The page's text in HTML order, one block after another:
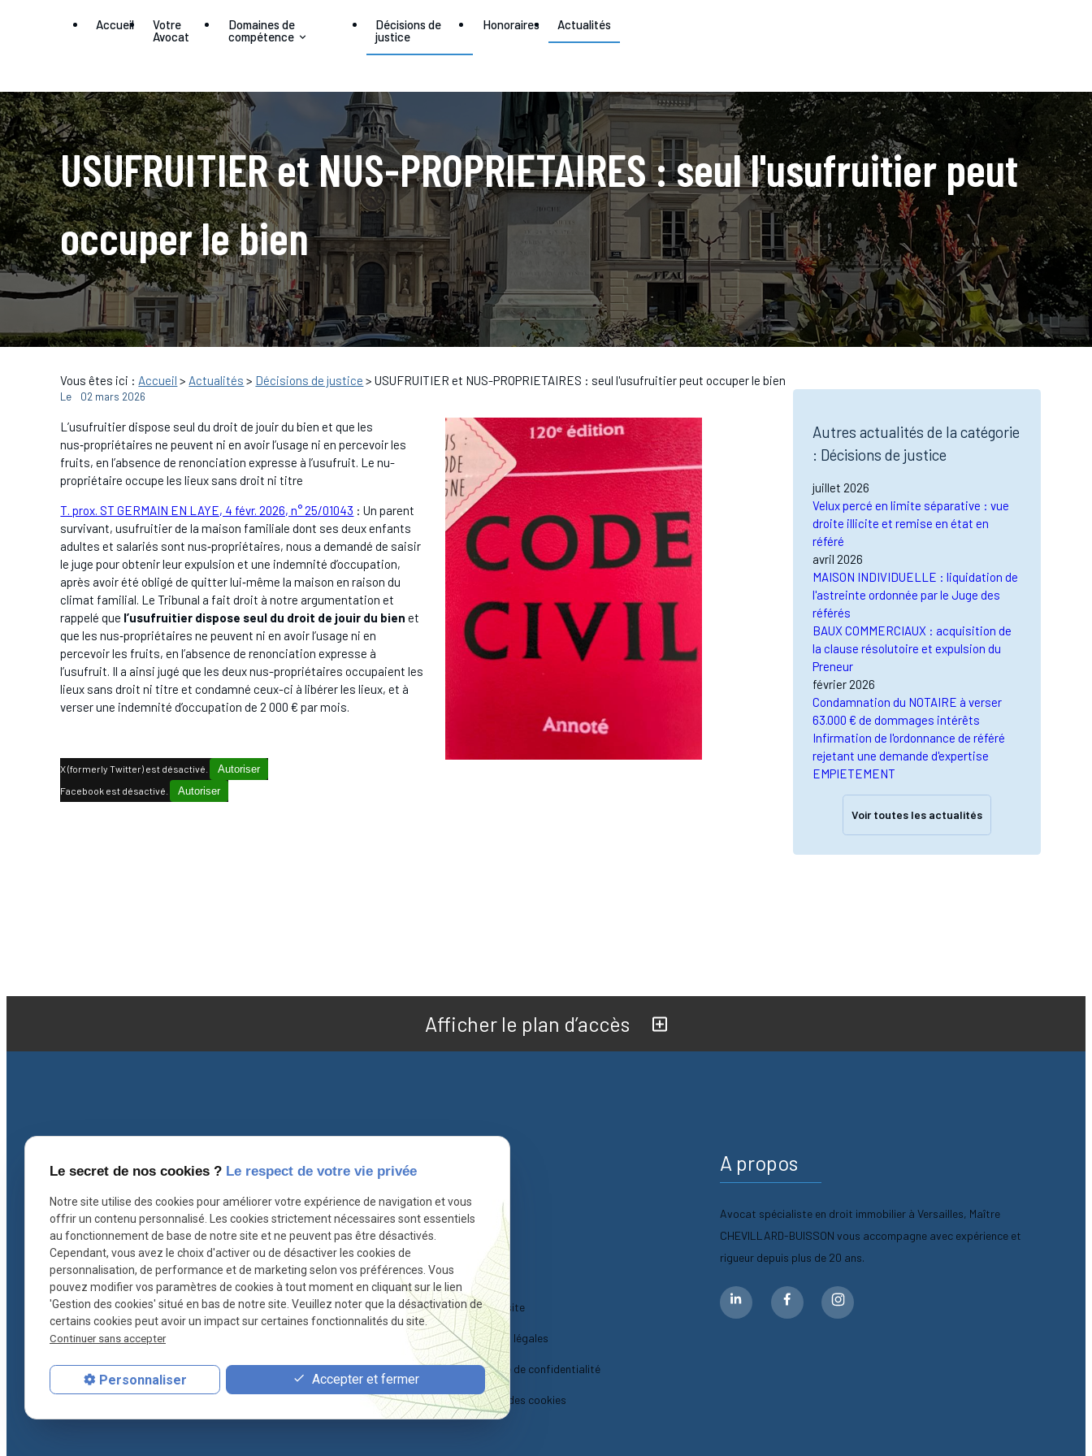
Accueil
Votre
Avocat
Domaines de
compétence
Décisions de
justice
Honoraires Actualités
USUFRUITIER et NUS-PROPRIETAIRES : seul l'usufruitier peut
occuper le bien
Vous êtes ici : Accueil > Actualités > Décisions de justice > USUFRUITIER et NUS-PROPRIETAIRES : seul l'usufruitier peut occuper le bien
Le 02 mars 2026
L’usufruitier dispose seul du droit de jouir du bien et que les
nus‑propriétaires ne peuvent ni en avoir l’usage ni en percevoir les
fruits, en l’absence de renonciation expresse à l’usufruit. Le nu-
propriétaire occupe les lieux sans droit ni titre
T. prox. ST GERMAIN EN LAYE, 4 févr. 2026, n° 25/01043 : Un parent
survivant, usufruitier de la maison familiale dont ses deux enfants
adultes et salariés sont nus‑propriétaires, nous a demandé de saisir
le juge pour obtenir leur expulsion et une indemnité d’occupation,
après avoir été obligé de quitter lui‑même la maison en raison du
climat familial. Le Tribunal a fait droit à notre argumentation et
rappelé que l’usufruitier dispose seul du droit de jouir du bien et
que les nus‑propriétaires ne peuvent ni en avoir l’usage ni en
percevoir les fruits, en l’absence de renonciation expresse à
l’usufruit. Il a ainsi jugé que les deux nus-propriétaires occupaient les
lieux sans droit ni titre et condamné ceux-ci à libérer les lieux, et à
verser une indemnité d’occupation de 2 000 € par mois.
X (formerly Twitter) est désactivé. Autoriser
Facebook est désactivé. Autoriser
Autres actualités de la catégorie
: Décisions de justice
juillet 2026
Velux percé en limite séparative : vue
droite illicite et remise en état en
référé
avril 2026
MAISON INDIVIDUELLE : liquidation de
l'astreinte ordonnée par le Juge des
référés
BAUX COMMERCIAUX : acquisition de
la clause résolutoire et expulsion du
Preneur
février 2026
Condamnation du NOTAIRE à verser
63.000 € de dommages intérêts
Infirmation de l'ordonnance de référé
rejetant une demande d'expertise
EMPIETEMENT
Voir toutes les actualités
Afficher le plan d’accès
Coordonnées
contact@ascb-avocat.fr
26 rue Hoche
78000 VERSAILLES
01 30 21 28 54
Informations
Accueil
Actualités
Contact
Plan du site
Mentions légales
Politique de confidentialité
Gestion des cookies
A propos
Avocat spécialiste en droit immobilier à Versailles, Maître
CHEVILLARD-BUISSON vous accompagne avec expérience et
rigueur depuis plus de 20 ans.
Le secret de nos cookies ? Le respect de votre vie privée
Notre site utilise des cookies pour améliorer votre expérience de navigation et vous
offrir un contenu personnalisé. Les cookies strictement nécessaires sont essentiels
au fonctionnement de base de notre site et ne peuvent pas être désactivés.
Cependant, vous avez le choix d'activer ou de désactiver les cookies de
personnalisation, de performance et de marketing selon vos préférences. Vous
pouvez modifier vos paramètres de cookies à tout moment en cliquant sur le lien
'Gestion des cookies' situé en bas de notre site. Veuillez noter que la désactivation de
certains cookies peut avoir un impact sur certaines fonctionnalités du site.
Continuer sans accepter
Personnaliser Accepter et fermer